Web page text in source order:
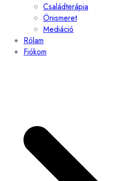
Családterápia
Önismeret
Mediáció
Rólam
Fiókom